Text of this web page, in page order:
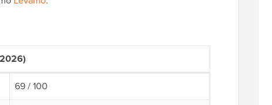
69 / 100